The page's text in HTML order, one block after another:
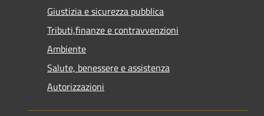
Giustizia e sicurezza pubblica
Tributi,finanze e contravvenzioni
Ambiente
Salute, benessere e assistenza
Autorizzazioni